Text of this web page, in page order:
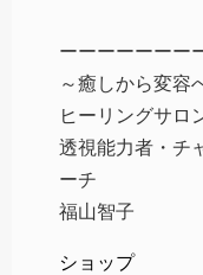
ーーーーーーー
～癒しから変容
ヒーリングサロ
透視能力者・チ
ーチ
福山智子
ショップ